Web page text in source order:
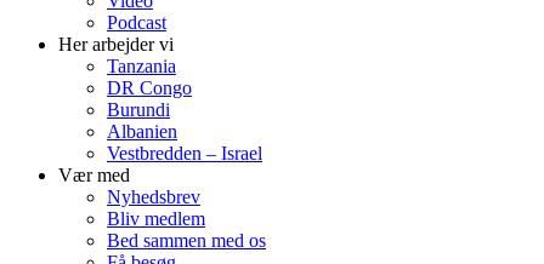
Podcast
Her arbejder vi
Tanzania
DR Congo
Burundi
Albanien
Vestbredden – Israel
Vær med
Nyhedsbrev
Bliv medlem
Bed sammen med os